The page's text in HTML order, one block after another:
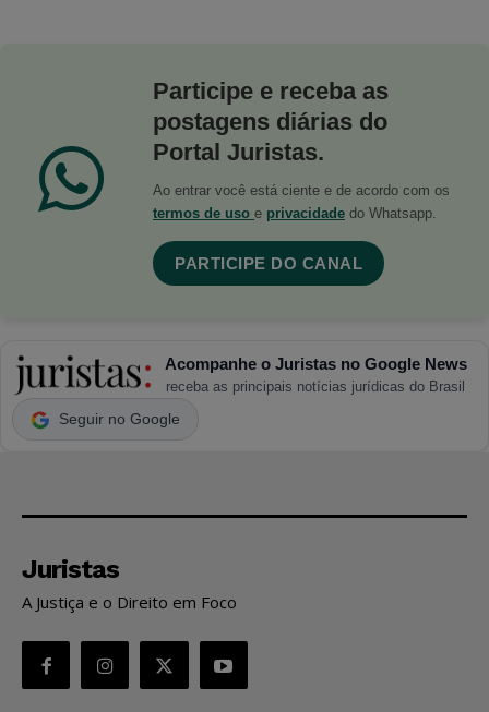
Participe e receba as
postagens diárias do
Portal Juristas.
Ao entrar você está ciente e de acordo com os
termos de uso e privacidade do Whatsapp.
PARTICIPE DO CANAL
Acompanhe o Juristas no Google News
receba as principais notícias jurídicas do Brasil
Seguir no Google
Juristas
A Justiça e o Direito em Foco